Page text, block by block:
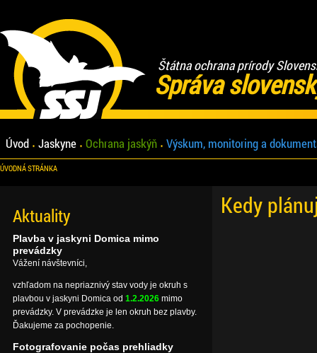
Štátna ochrana prírody
Správa
Úvod Jaskyne Ochrana jaskýň Výskum, monitoring a
ÚVODNÁ STRÁNKA
Kedy
Aktuality
Plavba v jaskyni Domica mimo
prevádzky
Vážení návštevníci,
vzhľadom na nepriaznivý stav vody je okruh s
plavbou v jaskyni Domica od 1.2.2026 mimo
prevádzky. V prevádzke je len okruh bez plavby.
Ďakujeme za pochopenie.
Fotografovanie počas prehliadky